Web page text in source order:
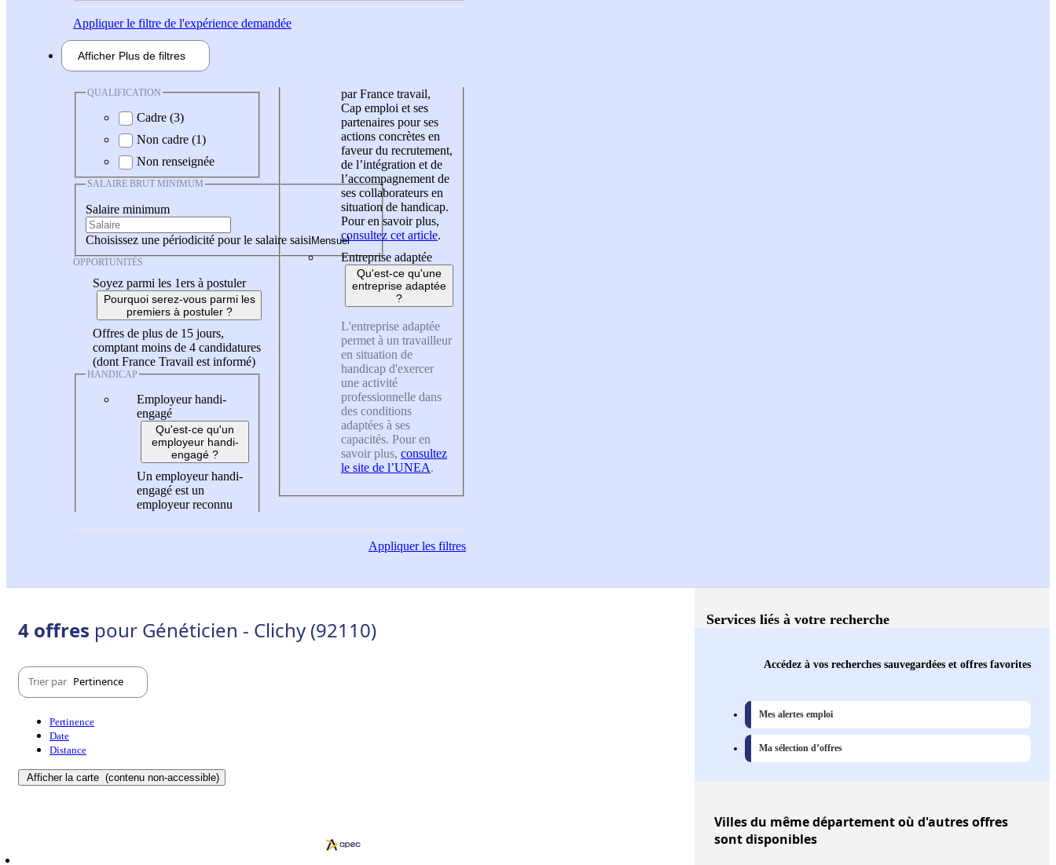
Appliquerle filtre de l'expérience demandée
Afficher Plus de filtres
QUALIFICATION
Cadre (3)
Non cadre (1)
Non renseignée
SALAIRE BRUT MINIMUM
Salaire minimum
Choisissez une périodicité pour le salaire saisi
OPPORTUNITÉS
Soyez parmi les 1ers à postuler
Pourquoi serez-vous parmi les
premiers à postuler ?
Offres de plus de 15 jours,
comptant moins de 4 candidatures
(dont France Travail est informé)
HANDICAP
Employeur handi-
engagé
Qu'est-ce qu'un
employeur handi-
engagé ?
Un employeur handi-
engagé est un
employeur reconnu
par France travail,
Cap emploi et ses
partenaires pour ses
actions concrètes en
faveur du recrutement,
de l’intégration et de
l’accompagnement de
ses collaborateurs en
situation de handicap.
Pour en savoir plus,
consultez cet article.
Entreprise adaptée
Qu'est-ce qu'une
entreprise adaptée
?
L'entreprise adaptée
permet à un travailleur
en situation de
handicap d'exercer
une activité
professionnelle dans
des conditions
adaptées à ses
capacités. Pour en
savoir plus, consultez
le site de l’UNEA.
Appliquerles filtres
4 offres pour Généticien - Clichy (92110)
Trier par Pertinence
Pertinence
Date
Distance
Afficher la carte (contenu non-accessible)
Services liés à votre recherche
Accédez à vos recherches sauvegardées et offres favorites
Mes alertes emploi
Ma sélection d’offres
Villesdu même département où d'autres offres
sont disponibles